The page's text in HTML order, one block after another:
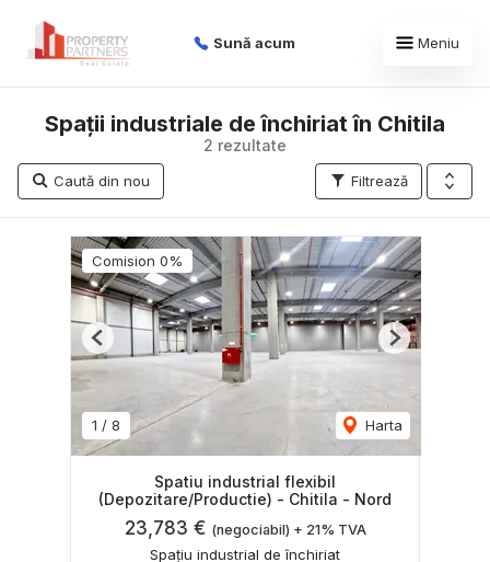
Sună acum Meniu
2 rezultate
Spații industriale de închiriat în Chitila
Filtrează
Caută din nou
Comision 0%
1 / 8 Harta
Previous Next
Spatiu industrial flexibil
(Depozitare/Productie) - Chitila - Nord
23,783 € (negociabil) + 21% TVA
Spațiu industrial de închiriat